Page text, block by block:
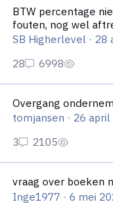
BTW percentage
fouten, nog wel
SB Higherlevel · 28
Overgang
tomjansen · 26 april
vraag over boeken
Inge1977 ·6 mei